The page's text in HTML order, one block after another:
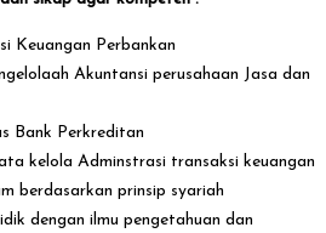
Keuangan Perbankan
Akuntansi perusahaan Jasa dan
Bank Perkreditan
kelola Adminstrasi transaksi keuangan
berdasarkan prinsip syariah
dengan ilmu pengetahuan dan